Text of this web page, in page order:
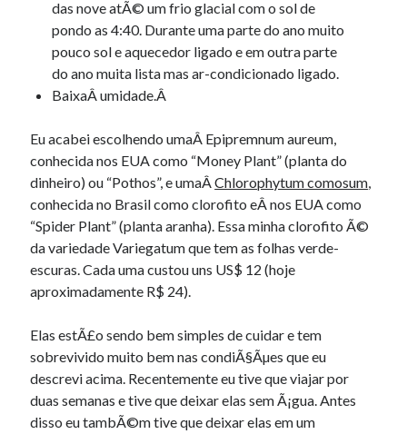
das nove atÃ© um frio glacial com o sol de
pondo as 4:40. Durante uma parte do ano muito
pouco sol e aquecedor ligado e em outra parte
do ano muita lista mas ar-condicionado ligado.
BaixaÂ umidade.Â
Eu acabei escolhendo umaÂ Epipremnum aureum,
conhecida nos EUA como “Money Plant” (planta do
dinheiro) ou “Pothos”, e umaÂChlorophytum comosum,
conhecida no Brasil como clorofito eÂ nos EUA como
“Spider Plant” (planta aranha). Essa minha clorofito Ã©
da variedade Variegatum que tem as folhas verde-
escuras. Cada uma custou uns US$ 12 (hoje
aproximadamente R$ 24).
Elas estÃ£o sendo bem simples de cuidar e tem
sobrevivido muito bem nas condiÃ§Ãµes que eu
descrevi acima. Recentemente eu tive que viajar por
duas semanas e tive que deixar elas sem Ã¡gua. Antes
disso eu tambÃ©m tive que deixar elas em um